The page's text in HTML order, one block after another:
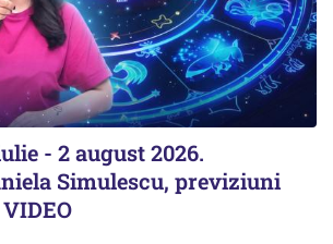
- 2 august 2026.
Simulescu, previziuni